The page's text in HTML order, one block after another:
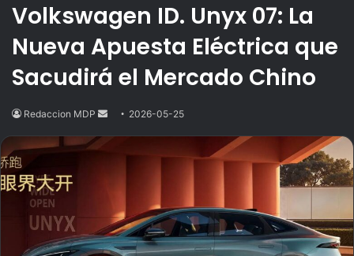
Volkswagen ID. Unyx 07: La
Nueva Apuesta Eléctrica que
Sacudirá el Mercado Chino
Redaccion MDP
Send2026-05-25